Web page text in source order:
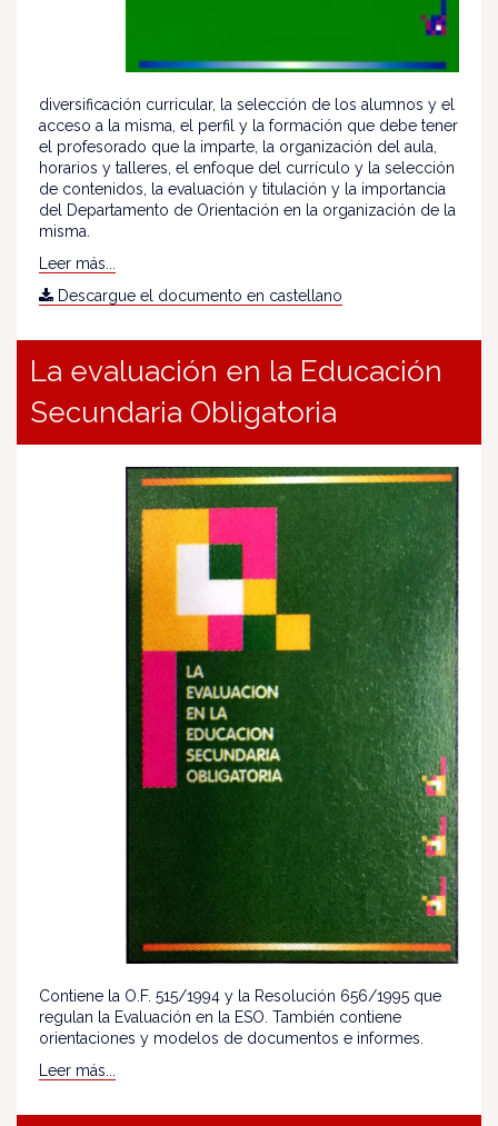
diversificación curricular, la selección de los alumnos y el
acceso a la misma, el perfil y la formación que debe tener
el profesorado que la imparte, la organización del aula,
horarios y talleres, el enfoque del currículo y la selección
de contenidos, la evaluación y titulación y la importancia
del Departamento de Orientación en la organización de la
misma.
Leer más...
Descargue el documento en castellano
La evaluación en la Educación
Secundaria Obligatoria
Contiene la O.F. 515/1994 y la Resolución 656/1995 que
regulan la Evaluación en la ESO. También contiene
orientaciones y modelos de documentos e informes.
Leer más...